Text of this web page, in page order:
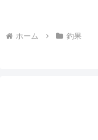
ホーム 釣果